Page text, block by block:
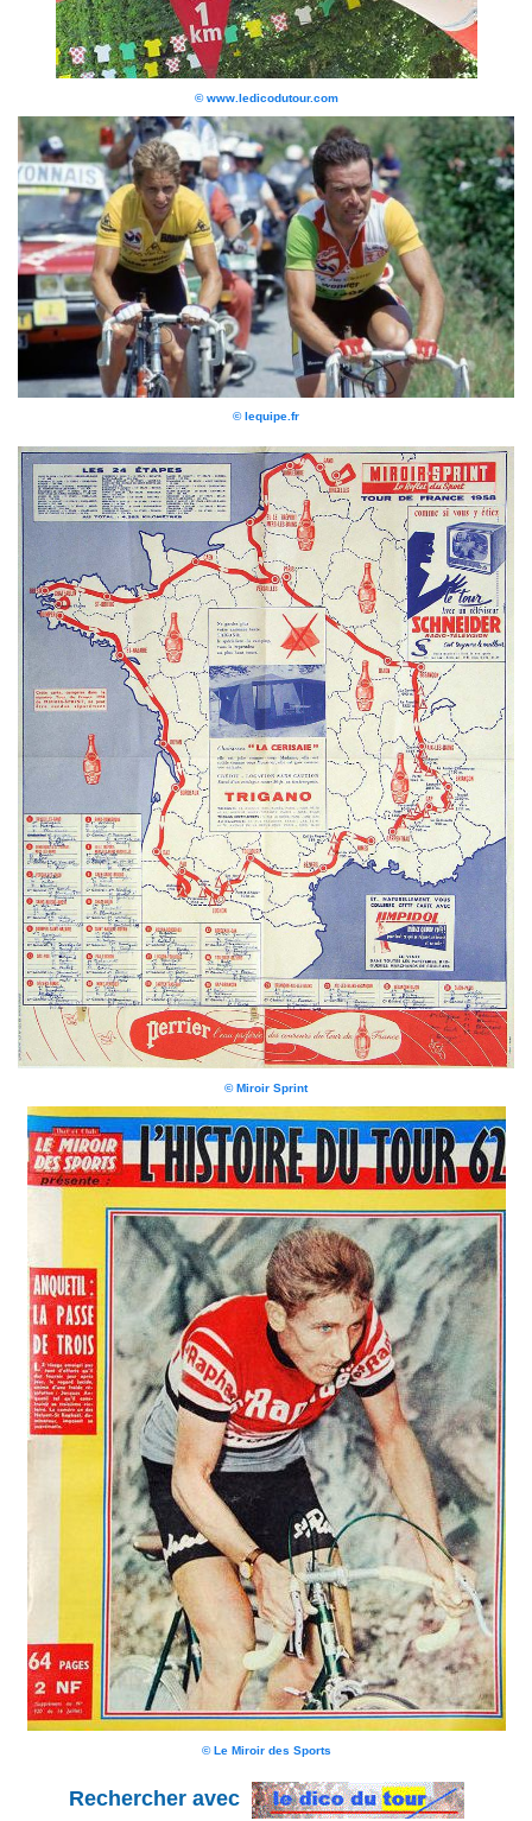
© www.ledicodutour.com
© lequipe.fr
© Miroir Sprint
© Le Miroir des Sports
Rechercher avec